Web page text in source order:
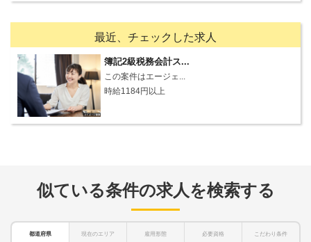
最近、チェックした求人
簿記2級税務会計ス...
この案件はエージェ...
時給1184円以上
似ている条件の求人を検索する
都道府県 現在のエリア 雇用形態 必要資格 こだわり条件